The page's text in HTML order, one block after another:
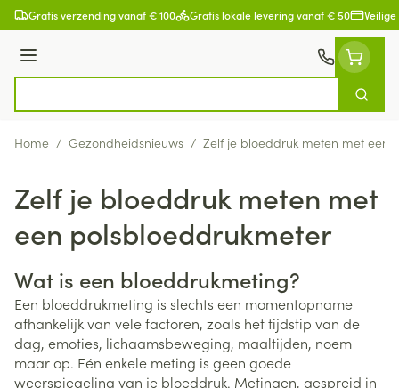
Ga naar de inhoud
Gratis verzending vanaf € 100 Gratis lokale levering vanaf € 50
Menu
Zoek
Home / Gezondheidsnieuws / Zelf je bloeddruk meten met een
Zelf je bloeddruk meten met
een polsbloeddrukmeter
Wat is een bloeddrukmeting?
Een bloeddrukmeting is slechts een momentopname
afhankelijk van vele factoren, zoals het tijdstip van de
dag, emoties, lichaamsbeweging, maaltijden, noem
maar op. Eén enkele meting is geen goede
weerspiegeling van je bloeddruk. Metingen, gespreid in